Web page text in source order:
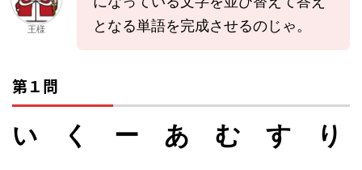
王様
となる単語を完成させるのじゃ。
第１問
い く ー あ む す り